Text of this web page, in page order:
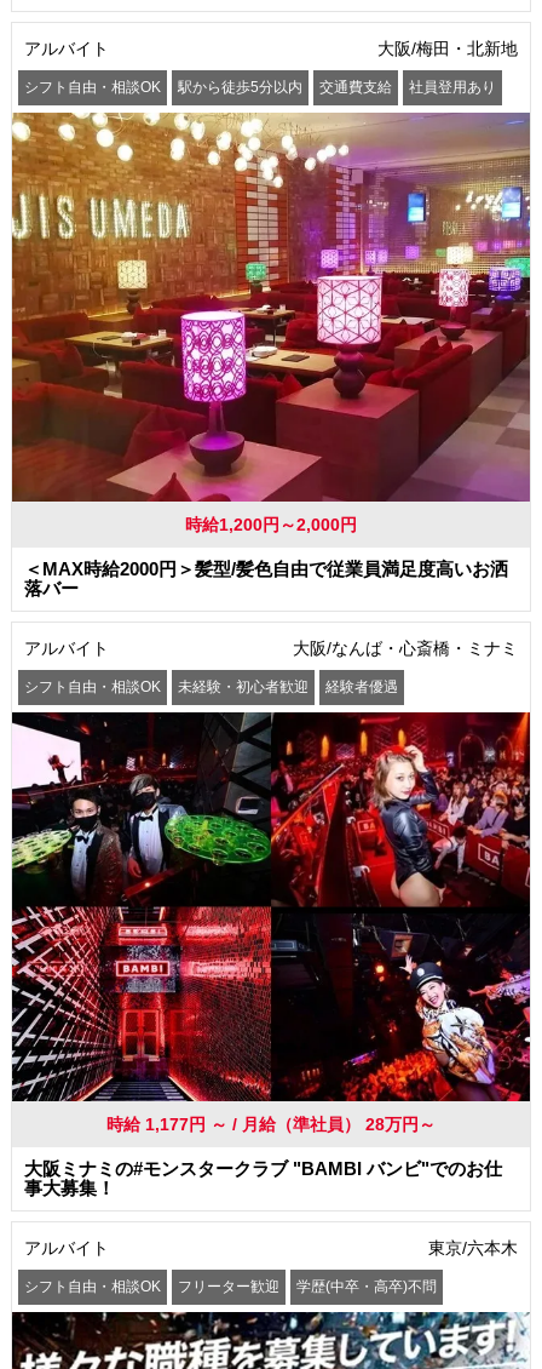
アルバイト 大阪/梅田・北新地
シフト自由・相談OK 駅から徒歩5分以内 交通費支給 社員登用あり
時給1,200円～2,000円
＜MAX時給2000円＞髪型/髪色自由で従業員満足度高いお洒
落バー
アルバイト 大阪/なんば・心斎橋・ミナミ
シフト自由・相談OK 未経験・初心者歓迎 経験者優遇
駅から徒歩5分以内 交通費支給 社員登用あり
時給 1,177円 ～ / 月給（準社員） 28万円～
大阪ミナミの#モンスタークラブ "BAMBI バンビ"でのお仕
事大募集！
アルバイト 東京/六本木
シフト自由・相談OK フリーター歓迎 学歴(中卒・高卒)不問
髪型・髪色自由 交通費支給